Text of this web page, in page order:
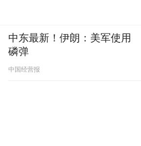
中东最新！伊朗：美军使用
磷弹
中国经营报